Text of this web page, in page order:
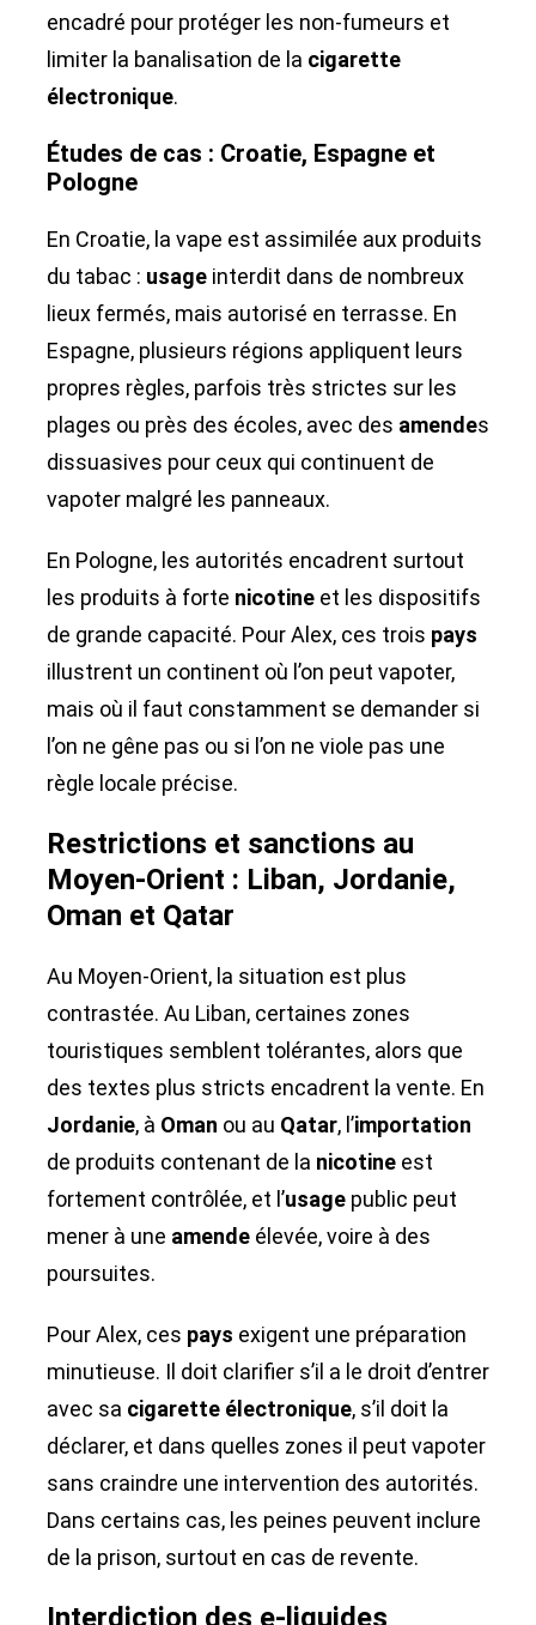
encadré pour protéger les non-fumeurs et
limiter la banalisation de la cigarette
électronique.
Études de cas : Croatie, Espagne et
Pologne
En Croatie, la vape est assimilée aux produits
du tabac : usage interdit dans de nombreux
lieux fermés, mais autorisé en terrasse. En
Espagne, plusieurs régions appliquent leurs
propres règles, parfois très strictes sur les
plages ou près des écoles, avec des amendes
dissuasives pour ceux qui continuent de
vapoter malgré les panneaux.
En Pologne, les autorités encadrent surtout
les produits à forte nicotine et les dispositifs
de grande capacité. Pour Alex, ces trois pays
illustrent un continent où l’on peut vapoter,
mais où il faut constamment se demander si
l’on ne gêne pas ou si l’on ne viole pas une
règle locale précise.
Restrictions et sanctions au
Moyen-Orient : Liban, Jordanie,
Oman et Qatar
Au Moyen-Orient, la situation est plus
contrastée. Au Liban, certaines zones
touristiques semblent tolérantes, alors que
des textes plus stricts encadrent la vente. En
Jordanie, à Oman ou au Qatar, l’importation
de produits contenant de la nicotine est
fortement contrôlée, et l’usage public peut
mener à une amende élevée, voire à des
poursuites.
Pour Alex, ces pays exigent une préparation
minutieuse. Il doit clarifier s’il a le droit d’entrer
avec sa cigarette électronique, s’il doit la
déclarer, et dans quelles zones il peut vapoter
sans craindre une intervention des autorités.
Dans certains cas, les peines peuvent inclure
de la prison, surtout en cas de revente.
Interdiction des e-liquides